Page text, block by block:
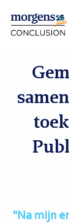
"Na mijn